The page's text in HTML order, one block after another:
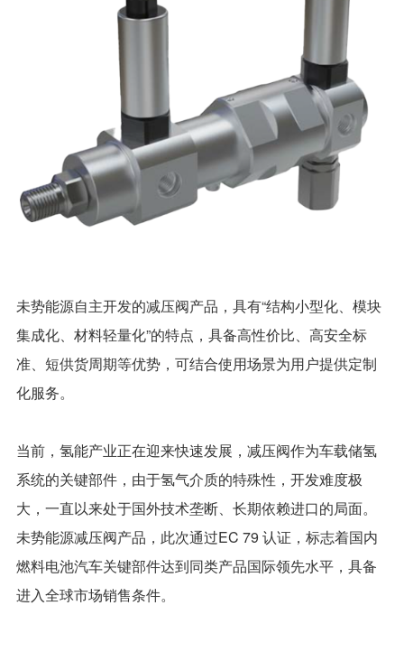
未势能源自主开发的减压阀产品，具有“结构小型化、模块
集成化、材料轻量化”的特点，具备高性价比、高安全标
准、短供货周期等优势，可结合使用场景为用户提供定制
化服务。
当前，氢能产业正在迎来快速发展，减压阀作为车载储氢
系统的关键部件，由于氢气介质的特殊性，开发难度极
大，一直以来处于国外技术垄断、长期依赖进口的局面。
未势能源减压阀产品，此次通过EC 79 认证，标志着国内
燃料电池汽车关键部件达到同类产品国际领先水平，具备
进入全球市场销售条件。